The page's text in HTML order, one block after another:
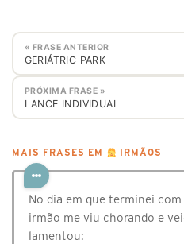
« FRASE ANTERIOR
GERIÁTRIC PARK
PRÓXIMA FRASE »
LANCE INDIVIDUAL
MAIS FRASES EM IRMÃOS
No dia em que terminei
irmão me viu chorando e
lamentou: